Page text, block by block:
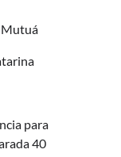
Mutuá
para
40